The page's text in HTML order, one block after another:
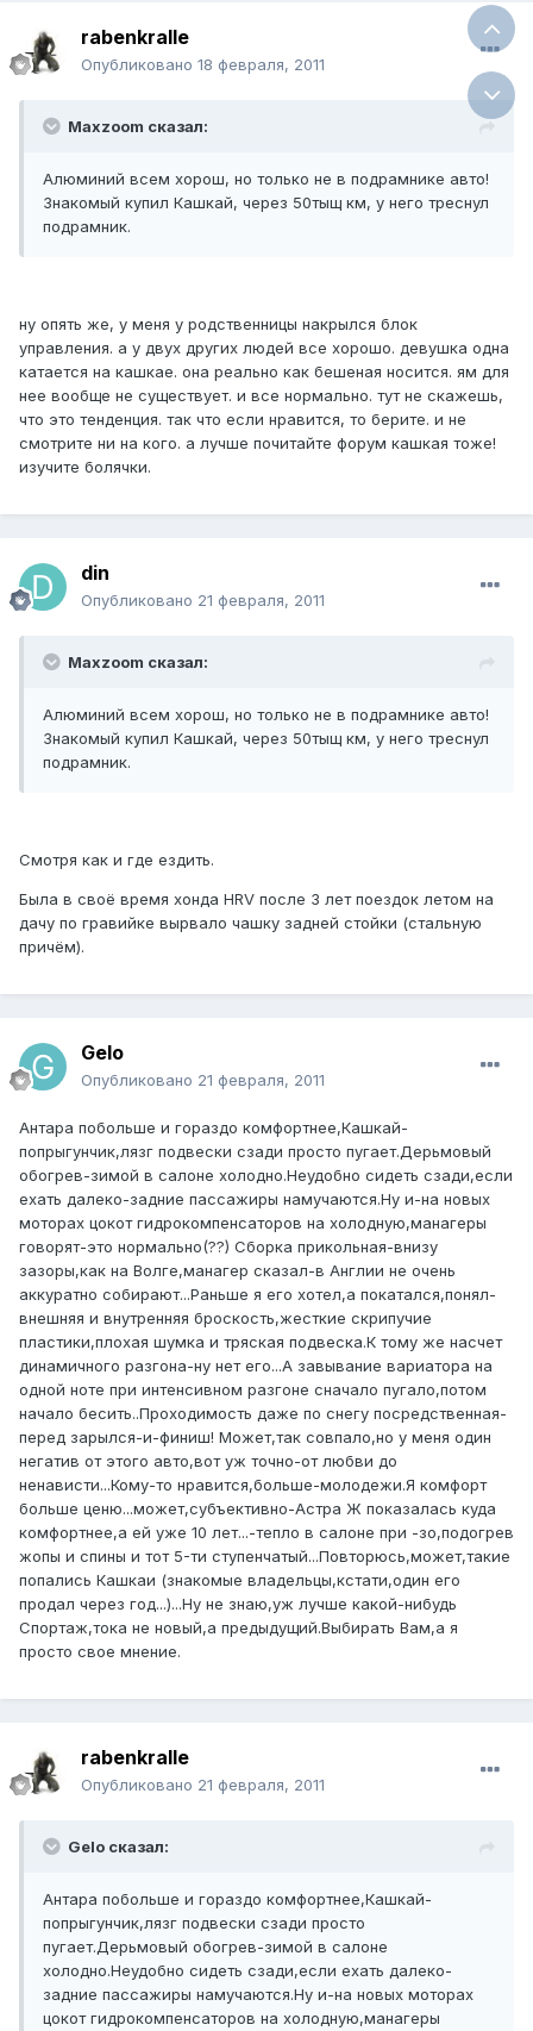
rabenkralle
Опубликовано 18 февраля, 2011
Maxzoom сказал:
Алюминий всем хорош, но только не в подрамнике авто!
Знакомый купил Кашкай, через 50тыщ км, у него треснул
подрамник.
ну опять же, у меня у родственницы накрылся блок
управления. а у двух других людей все хорошо. девушка одна
катается на кашкае. она реально как бешеная носится. ям для
нее вообще не существует. и все нормально. тут не скажешь,
что это тенденция. так что если нравится, то берите. и не
смотрите ни на кого. а лучше почитайте форум кашкая тоже!
изучите болячки.
din
Опубликовано 21 февраля, 2011
Maxzoom сказал:
Алюминий всем хорош, но только не в подрамнике авто!
Знакомый купил Кашкай, через 50тыщ км, у него треснул
подрамник.
Смотря как и где ездить.
Была в своё время хонда HRV после 3 лет поездок летом на
дачу по гравийке вырвало чашку задней стойки (стальную
причём).
Gelo
Опубликовано 21 февраля, 2011
Антара побольше и гораздо комфортнее,Кашкай-
попрыгунчик,лязг подвески сзади просто пугает.Дерьмовый
обогрев-зимой в салоне холодно.Неудобно сидеть сзади,если
ехать далеко-задние пассажиры намучаются.Ну и-на новых
моторах цокот гидрокомпенсаторов на холодную,манагеры
говорят-это нормально(??) Сборка прикольная-внизу
зазоры,как на Волге,манагер сказал-в Англии не очень
аккуратно собирают...Раньше я его хотел,а покатался,понял-
внешняя и внутренняя броскость,жесткие скрипучие
пластики,плохая шумка и тряская подвеска.К тому же насчет
динамичного разгона-ну нет его...А завывание вариатора на
одной ноте при интенсивном разгоне сначало пугало,потом
начало бесить..Проходимость даже по снегу посредственная-
перед зарылся-и-финиш! Может,так совпало,но у меня один
негатив от этого авто,вот уж точно-от любви до
ненависти...Кому-то нравится,больше-молодежи.Я комфорт
больше ценю...может,субъективно-Астра Ж показалась куда
комфортнее,а ей уже 10 лет...-тепло в салоне при -зо,подогрев
жопы и спины и тот 5-ти ступенчатый...Повторюсь,может,такие
попались Кашкаи (знакомые владельцы,кстати,один его
продал через год...)...Ну не знаю,уж лучше какой-нибудь
Спортаж,тока не новый,а предыдущий.Выбирать Вам,а я
просто свое мнение.
rabenkralle
Опубликовано 21 февраля, 2011
Gelo сказал:
Антара побольше и гораздо комфортнее,Кашкай-
попрыгунчик,лязг подвески сзади просто
пугает.Дерьмовый обогрев-зимой в салоне
холодно.Неудобно сидеть сзади,если ехать далеко-
задние пассажиры намучаются.Ну и-на новых моторах
цокот гидрокомпенсаторов на холодную,манагеры